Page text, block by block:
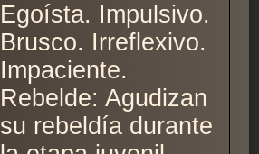
Egoísta. Impulsivo.
Brusco. Irreflexivo.
Impaciente.
Rebelde: Agudizan
su rebeldía durante